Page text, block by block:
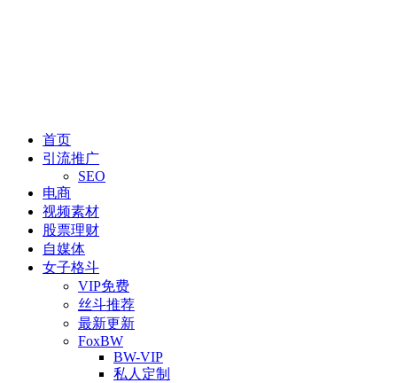
首页
引流推广
SEO
电商
视频素材
股票理财
自媒体
女子格斗
VIP免费
丝斗推荐
最新更新
FoxBW
BW-VIP
私人定制